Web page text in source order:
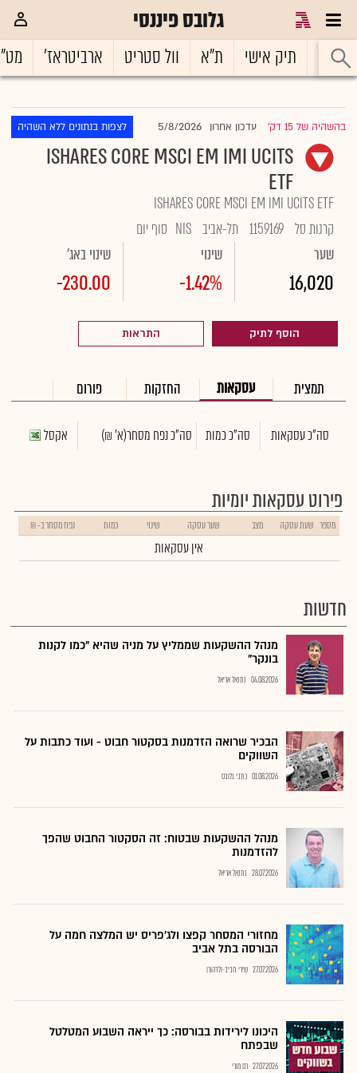
גלובס פיננסי
ראשי תיק אישי ת"א וול סטריט ארביטראז'
בהשהיה של 15 דק' |עדכון אחרון 5/8/2026 לצפות בנתונים ללא השהיה
ISHARES CORE MSCI EM IMI UCITS
ETF
ISHARES CORE MSCI EM IMI UCITS ETF
קרנות סל 1159169 תל-אביב NIS סוף יום
שער
16,020
שינוי
-1.42%
שינוי באג'
-230.00
הוסף לתיק התראות
תמצית עסקאות החזקות פורום
סה"כ עסקאות סה"כ כמות סה"כ נפח מסחר(א' ₪) אקסל
פירוט עסקאות יומיות
מספר שעת עסקה מצב שער עסקה שינוי כמות נפח מסחר ב- ₪
אין עסקאות
חדשות
מנהל ההשקעות שממליץ על מניה שהיא "כמו לקנות
בונקר"
04.08.2026 נתנאל אריאל
הבכיר שרואה הזדמנות בסקטור חבוט - ועוד כתבות על
השווקים
01.08.2026 כתבי גלובס
מנהל ההשקעות שבטוח: זה הסקטור החבוט שהפך
להזדמנות
28.07.2026 נתנאל אריאל
מחזורי המסחר קפצו ולג'פריס יש המלצה חמה על
הבורסה בתל אביב
27.07.2026 שירי חביב-ולדהורן
היכונו לירידות בבורסה: כך ייראה השבוע המטלטל
שבפתח
27.07.2026 רם מורי